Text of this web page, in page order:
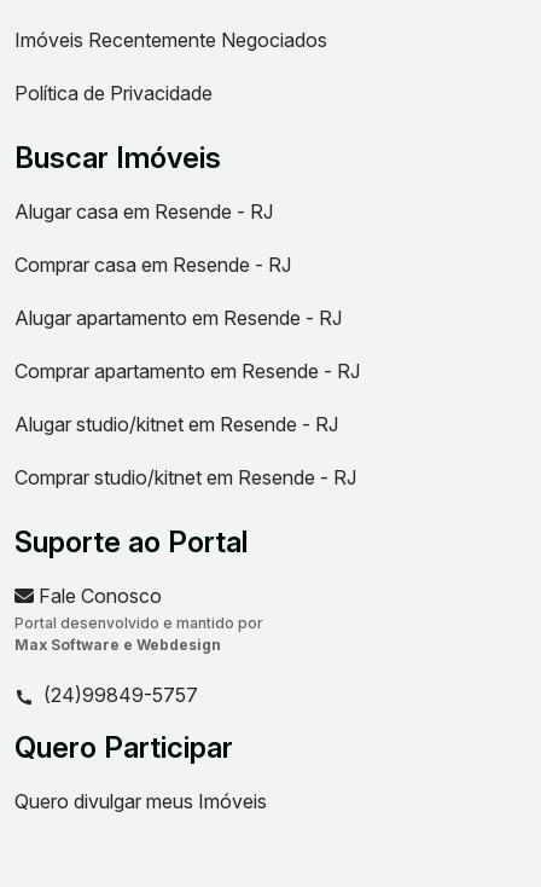
Imóveis Recentemente Negociados
Política de Privacidade
Buscar Imóveis
Alugar casa em Resende - RJ
Comprar casa em Resende - RJ
Alugar apartamento em Resende - RJ
Comprar apartamento em Resende - RJ
Alugar studio/kitnet em Resende - RJ
Comprar studio/kitnet em Resende - RJ
Suporte ao Portal
Fale Conosco
Portal desenvolvido e mantido por
Max Software e Webdesign
(24)99849-5757
Quero Participar
Quero divulgar meus Imóveis